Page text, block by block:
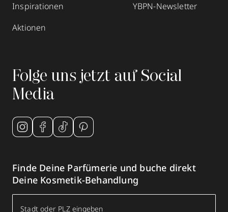
Inspirationen
Aktionen
YBPN-Newsletter
Folge uns jetzt auf Social
Media
Finde Deine Parfümerie und buche direkt
Deine Kosmetik-Behandlung